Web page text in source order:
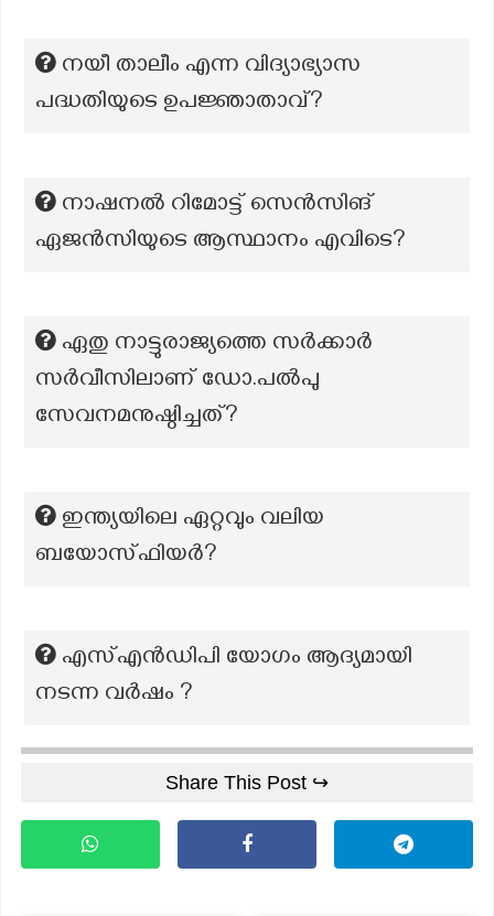
നയീ താലീം എന്ന വിദ്യാഭ്യാസ
പദ്ധതിയുടെ ഉപജ്ഞാതാവ്?
നാഷനൽ റിമോട്ട് സെൻസിങ്
ഏജൻസിയുടെ ആസ്ഥാനം എവിടെ?
ഏതു നാട്ടുരാജ്യത്തെ സർക്കാർ
സർവീസിലാണ് ഡോ.പൽപു
സേവനമനുഷ്ഠിച്ചത്?
ഇന്ത്യയിലെ ഏറ്റവും വലിയ
ബയോസ്ഫിയർ?
എസ്എൻഡിപി യോഗം ആദ്യമായി
നടന്ന വർഷം ?
Share This Post ↪